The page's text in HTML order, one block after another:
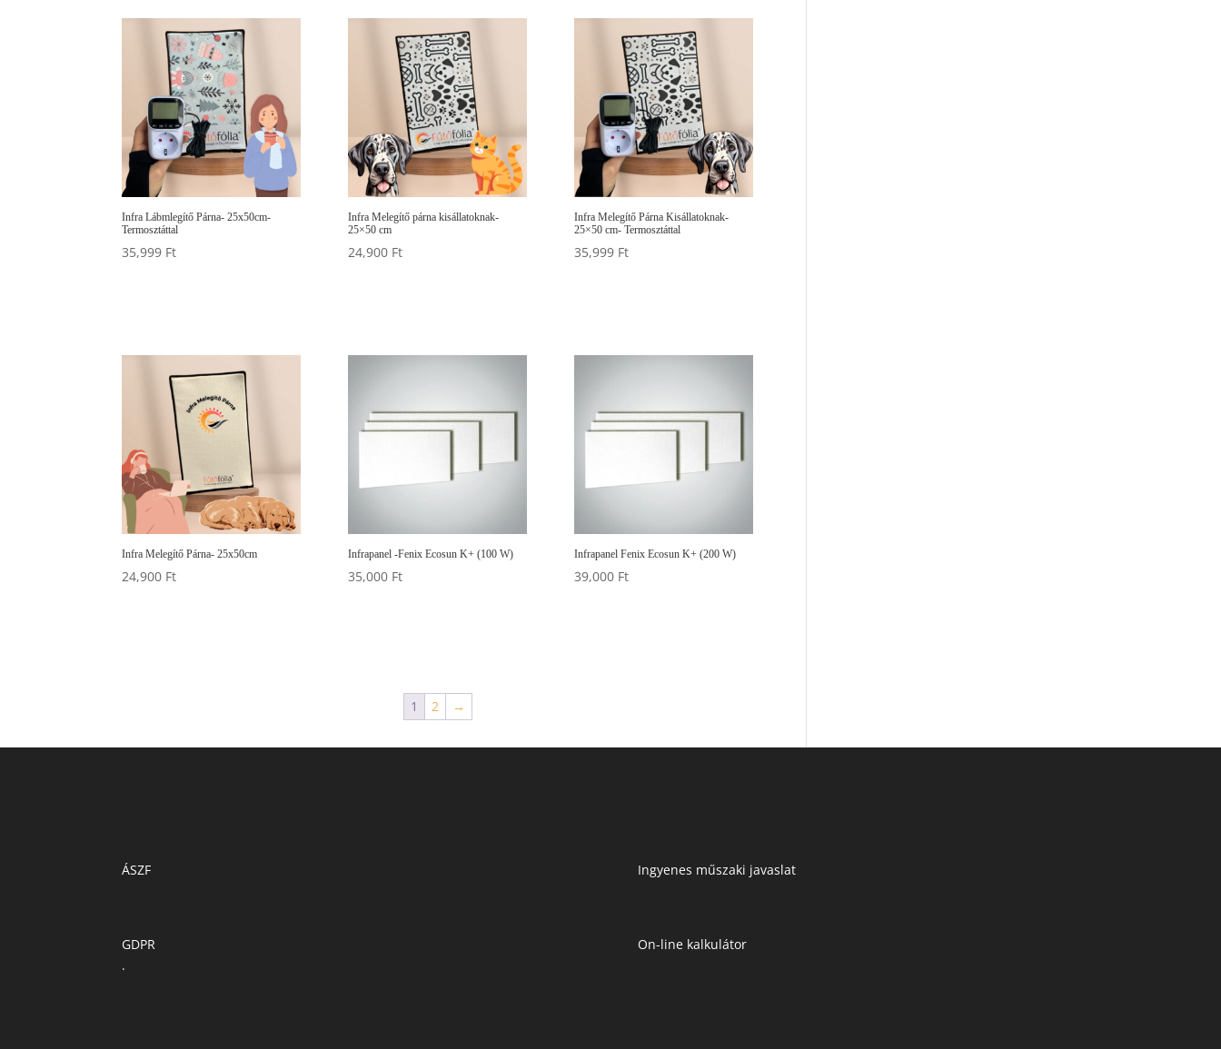
Infra Lábmlegítő Párna- 25x50cm-
Termosztáttal
35,999 Ft
Infra Melegítő párna kisállatoknak-
25×50 cm
24,900 Ft
Infra Melegítő Párna Kisállatoknak-
25×50 cm- Termosztáttal
35,999 Ft
Infra Melegítő Párna- 25x50cm
24,900 Ft
Infrapanel -Fenix Ecosun K+ (100 W)
35,000 Ft
Infrapanel Fenix Ecosun K+ (200 W)
39,000 Ft
1 2 →
ÁSZF
GDPR
.
Ingyenes műszaki javaslat
On-line kalkulátor